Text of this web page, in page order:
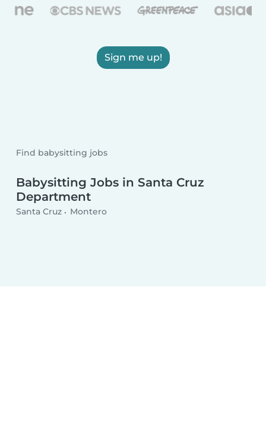
Sign me up!
Find babysitting jobs
Babysitting Jobs in Santa Cruz
Department
Santa Cruz Montero